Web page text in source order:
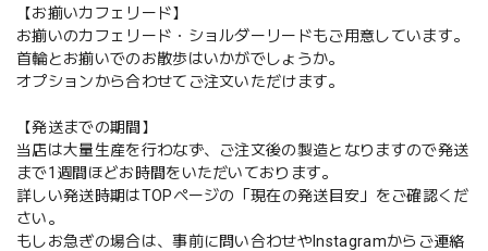
【お揃いカフェリード】
お揃いのカフェリード・ショルダーリードもご用意しています。
首輪とお揃いでのお散歩はいかがでしょうか。
オプションから合わせてご注文いただけます。
【発送までの期間】
当店は大量生産を行わなず、ご注文後の製造となりますので発送
まで1週間ほどお時間をいただいております。
詳しい発送時期はTOPページの「現在の発送目安」をご確認くだ
さい。
もしお急ぎの場合は、事前に問い合わせやInstagramからご連絡